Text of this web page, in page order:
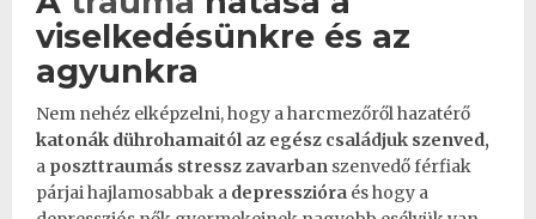
viselkedésünkre és az
agyunkra
Nem nehéz elképzelni, hogy a harcmezőről hazatérő
katonák dührohamaitól az egész családjuk szenved,
a poszttraumás stressz zavarban szenvedő férfiak
párjai hajlamosabbak a depresszióra és hogy a